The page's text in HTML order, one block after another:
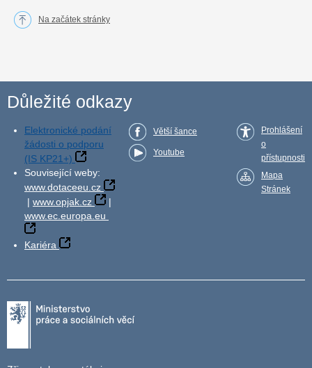
Na začátek stránky
Důležité odkazy
Elektronické podání
žádosti o podporu
(IS KP21+)
Související weby:
www.dotaceeu.cz
| www.opjak.cz
|
www.ec.europa.eu
Kariéra
Větší šance
Youtube
Prohlášení
o
přístupnosti
Mapa
Stránek